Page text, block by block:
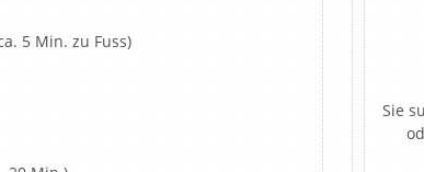
5 Min. zu Fuss)
Sie